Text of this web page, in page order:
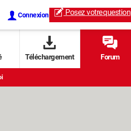
Connexion Posez votrequestion
Téléchargement Forum